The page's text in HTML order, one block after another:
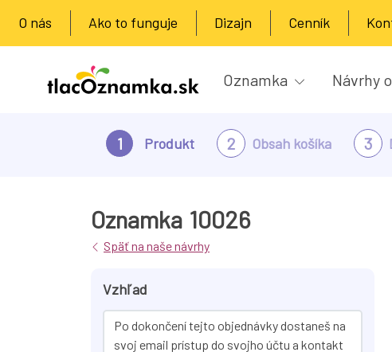
O nás Ako to funguje Dizajn Cenník
Oznamka Návrhy
1 Produkt 2 Obsah košíka 3
Oznamka 10026
Späť na naše návrhy
Vzhľad